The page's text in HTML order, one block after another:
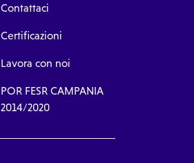
Contattaci
Certificazioni
Lavora con noi
POR FESR CAMPANIA
2014/2020